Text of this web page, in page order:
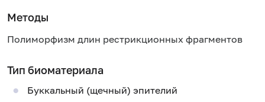
Методы
Полиморфизм длин рестрикционных фрагментов
Тип биоматериала
Буккальный (щечный) эпителий